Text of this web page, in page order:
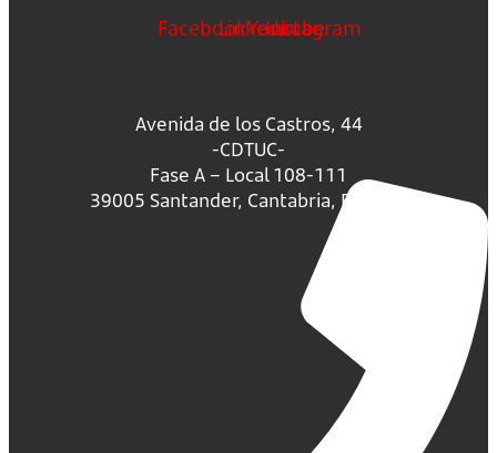
FacebookLinkedin
Youtube
Instagram
Avenida de los Castros, 44
-CDTUC-
Fase A – Local 108-111
39005 Santander, Cantabria, España.